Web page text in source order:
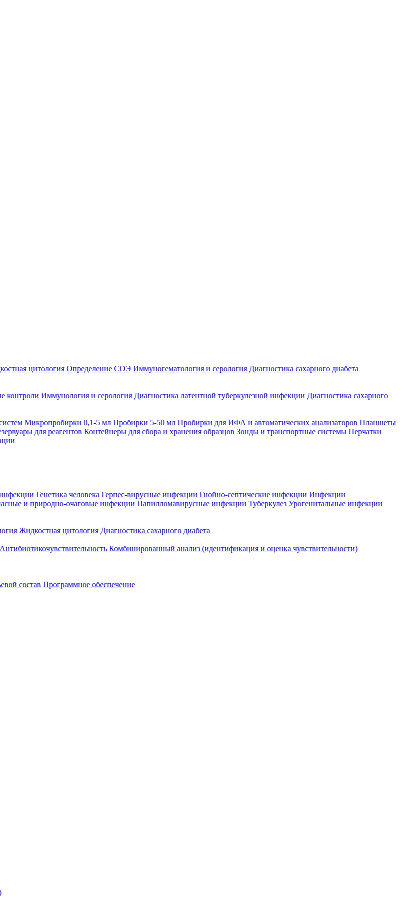
цитология Определение СОЭ Иммуногематология и серология Диагностика сахарного диабета
контроли Иммунология и серология Диагностика латентной туберкулезной инфекции Диагностика сахарного
Микропробирки 0,1-5 мл Пробирки 5-50 мл Пробирки для ИФА и автоматических анализаторов Планшеты
для реагентов Контейнеры для сбора и хранения образцов Зонды и транспортные системы Перчатки
Генетика человека Герпес-вирусные инфекции Гнойно-септические инфекции Инфекции
и природно-очаговые инфекции Папилломавирусные инфекции Туберкулез Урогенитальные инфекции
Жидкостная цитология Диагностика сахарного диабета
Антибиотикочувствительность Комбинированный анализ (идентификация и оценка чувствительности)
состав Программное обеспечение